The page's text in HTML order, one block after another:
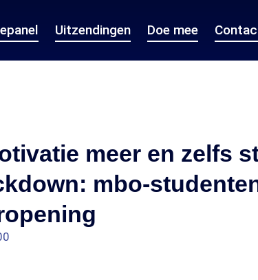
Uitzendingen Doe mee
meer en zelfs
mbo-